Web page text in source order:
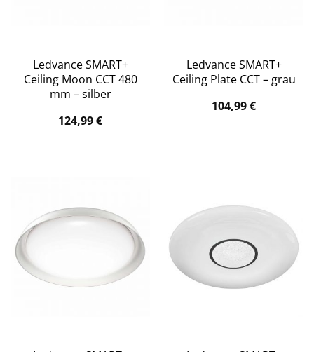
Ledvance SMART+
Ceiling Moon CCT 480
mm – silber
124,99€
Ledvance SMART+
Ceiling Plate CCT – grau
104,99€